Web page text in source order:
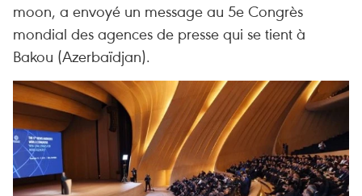
moon, a envoyé un message au 5e Congrès
mondial des agences de presse qui se tient à
Bakou (Azerbaïdjan).